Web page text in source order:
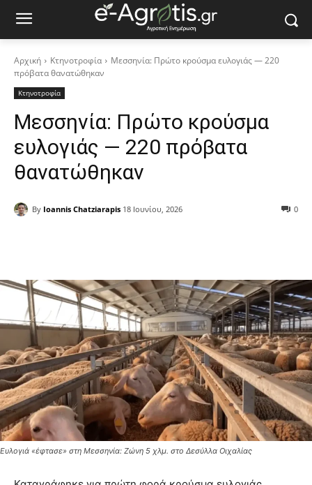
Αρχική Κτηνοτροφία
Μεσσηνία: Πρώτο κρούσμα ευλογιάς — 220
πρόβατα θανατώθηκαν
Κτηνοτροφία
Μεσσηνία: Πρώτο κρούσμα
ευλογιάς — 220 πρόβατα
θανατώθηκαν
By Ioannis Chatziarapis 18 Ιουνίου, 2026 0
Ευλογιά «έφτασε» στη Μεσσηνία: Ζώνη 5 χλμ. στο Δεσύλλα Οιχαλίας